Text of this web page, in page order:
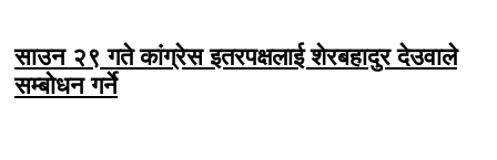
साउन २९ गते कांग्रेस इतरपक्षलाई शेरबहादुर देउवाले
सम्बोधन गर्ने